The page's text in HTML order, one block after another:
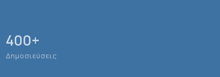
400+
Δημοσιεύσεις